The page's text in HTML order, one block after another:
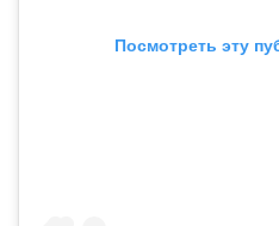
Посмотреть эту